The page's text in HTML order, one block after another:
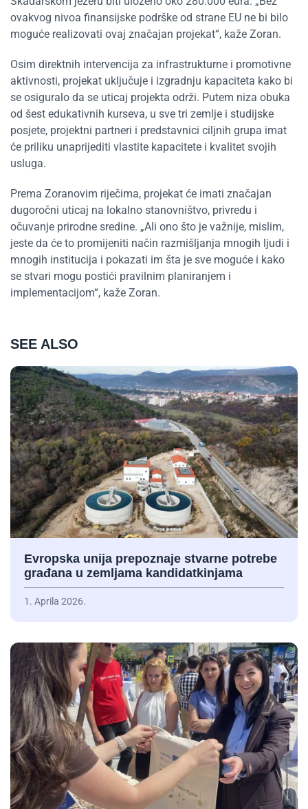
ovakvog nivoa finansijske podrške od strane EU ne bi bilo
moguće realizovati ovaj značajan projekat“, kaže Zoran.
Osim direktnih intervencija za infrastrukturne i promotivne
aktivnosti, projekat uključuje i izgradnju kapaciteta kako bi
se osiguralo da se uticaj projekta održi. Putem niza obuka
od šest edukativnih kurseva, u sve tri zemlje i studijske
posjete, projektni partneri i predstavnici ciljnih grupa imat
će priliku unaprijediti vlastite kapacitete i kvalitet svojih
usluga.
Prema Zoranovim riječima, projekat će imati značajan
dugoročni uticaj na lokalno stanovništvo, privredu i
očuvanje prirodne sredine. „Ali ono što je važnije, mislim,
jeste da će to promijeniti način razmišljanja mnogih ljudi i
mnogih institucija i pokazati im šta je sve moguće i kako
se stvari mogu postići pravilnim planiranjem i
implementacijom“, kaže Zoran.
SEE ALSO
Evropska unija prepoznaje stvarne potrebe
građana u zemljama kandidatkinjama
1. Aprila 2026.